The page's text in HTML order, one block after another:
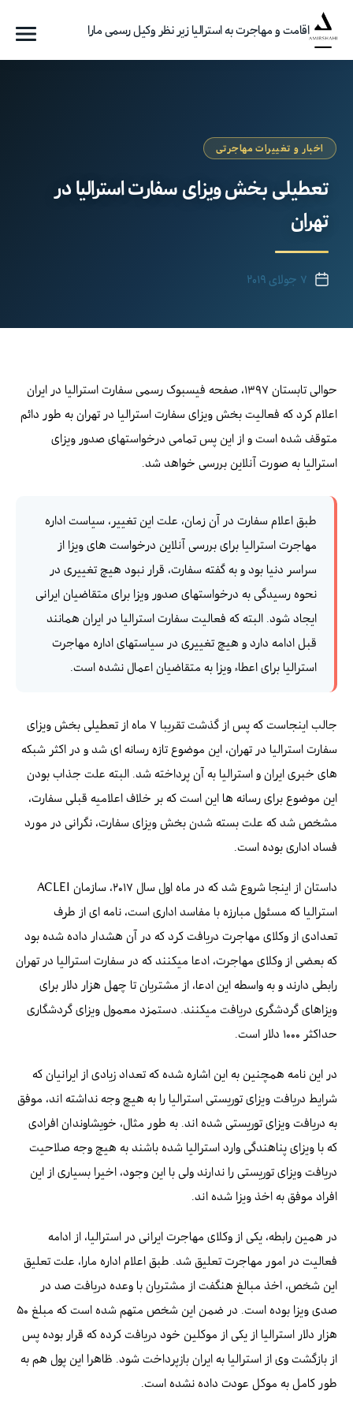
اقامت و مهاجرت به استرالیا زیر نظر وکیل رسمی مارا
اخبار و تغییرات مهاجرتی
تعطیلی بخش ویزای سفارت استرالیا در
تهران
تاریخ۷ جولای ۲۰۱۹
حوالی تابستان ۱۳۹۷، صفحه فیسبوک رسمی سفارت استرالیا در ایران
اعلام کرد که فعالیت بخش ویزای سفارت استرالیا در تهران به طور دائم
متوقف شده است و از این پس تمامی درخواستهای صدور ویزای
استرالیا به صورت آنلاین بررسی خواهد شد.
طبق اعلام سفارت در آن زمان، علت این تغییر، سیاست اداره
مهاجرت استرالیا برای بررسی آنلاین درخواست های ویزا از
سراسر دنیا بود و به گفته سفارت، قرار نبود هیچ تغییری در
نحوه رسیدگی به درخواستهای صدور ویزا برای متقاضیان ایرانی
ایجاد شود. البته که فعالیت سفارت استرالیا در ایران همانند
قبل ادامه دارد و هیچ تغییری در سیاستهای اداره مهاجرت
استرالیا برای اعطاء ویزا به متقاضیان اعمال نشده است.
جالب اینجاست که پس از گذشت تقریبا ۷ ماه از تعطیلی بخش ویزای
سفارت استرالیا در تهران، این موضوع تازه رسانه ای شد و در اکثر شبکه
های خبری ایران و استرالیا به آن پرداخته شد. البته علت جذاب بودن
این موضوع برای رسانه ها این است که بر خلاف اعلامیه قبلی سفارت،
مشخص شد که علت بسته شدن بخش ویزای سفارت، نگرانی در مورد
فساد اداری بوده است.
داستان از اینجا شروع شد که در ماه اول سال ۲۰۱۷، سازمان ACLEI
استرالیا که مسئول مبارزه با مفاسد اداری است، نامه ای از طرف
تعدادی از وکلای مهاجرت دریافت کرد که در آن هشدار داده شده بود
که بعضی از وکلای مهاجرت، ادعا میکنند که در سفارت استرالیا در تهران
رابطی دارند و به واسطه این ادعا، از مشتریان تا چهل هزار دلار برای
ویزاهای گردشگری دریافت میکنند. دستمزد معمول ویزای گردشگاری
حداکثر ۱۰۰۰ دلار است.
در این نامه همچنین به این اشاره شده که تعداد زیادی از ایرانیان که
شرایط دریافت ویزای توریستی استرالیا را به هیچ وجه نداشته اند، موفق
به دریافت ویزای توریستی شده اند. به طور مثال، خویشاوندان افرادی
که با ویزای پناهندگی وارد استرالیا شده باشند به هیچ وجه صلاحیت
دریافت ویزای توریستی را ندارند ولی با این وجود، اخیرا بسیاری از این
افراد موفق به اخذ ویزا شده اند.
در همین رابطه، یکی از وکلای مهاجرت ایرانی در استرالیا، از ادامه
فعالیت در امور مهاجرت تعلیق شد. طبق اعلام اداره مارا، علت تعلیق
این شخص، اخذ مبالغ هنگفت از مشتریان با وعده دریافت صد در
صدی ویزا بوده است. در ضمن این شخص متهم شده است که مبلغ ۵۰
هزار دلار استرالیا از یکی از موکلین خود دریافت کرده که قرار بوده پس
از بازگشت وی از استرالیا به ایران بازپرداخت شود. ظاهرا این پول هم به
طور کامل به موکل عودت داده نشده است.